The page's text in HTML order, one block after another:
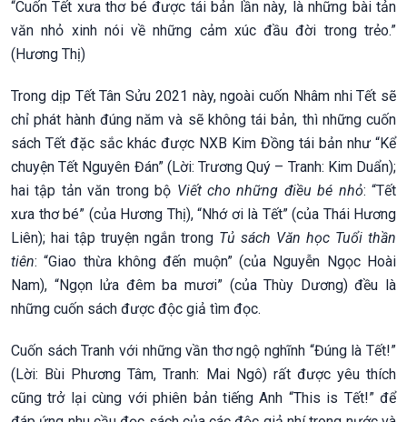
“Cuốn Tết xưa thơ bé được tái bản lần này, là những bài tản
văn nhỏ xinh nói về những cảm xúc đầu đời trong trẻo.”
(Hương Thị)
Trong dịp Tết Tân Sửu 2021 này, ngoài cuốn Nhâm nhi Tết sẽ
chỉ phát hành đúng năm và sẽ không tái bản, thì những cuốn
sách Tết đặc sắc khác được NXB Kim Đồng tái bản như “Kể
chuyện Tết Nguyên Đán” (Lời: Trương Quý – Tranh: Kim Duẩn);
hai tập tản văn trong bộ Viết cho những điều bé nhỏ: “Tết
xưa thơ bé” (của Hương Thị), “Nhớ ơi là Tết” (của Thái Hương
Liên); hai tập truyện ngắn trong Tủ sách Văn học Tuổi thần
tiên: “Giao thừa không đến muộn” (của Nguyễn Ngọc Hoài
Nam), “Ngọn lửa đêm ba mươi” (của Thùy Dương) đều là
những cuốn sách được độc giả tìm đọc.
Cuốn sách Tranh với những vần thơ ngộ nghĩnh “Đúng là Tết!”
(Lời: Bùi Phương Tâm, Tranh: Mai Ngô) rất được yêu thích
cũng trở lại cùng với phiên bản tiếng Anh “This is Tết!” để